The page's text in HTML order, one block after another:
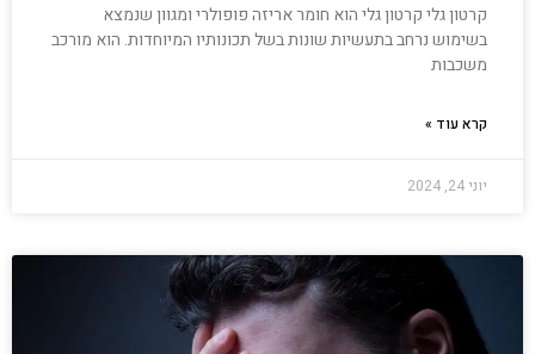
קרטון גלי קרטון גלי הוא חומר אריזה פופולרי ומגוון שנמצא
בשימוש נרחב בתעשיות שונות בשל תכונותיו המיוחדות. הוא מורכב
משכבות
קרא עוד »
יוני 24, 2024